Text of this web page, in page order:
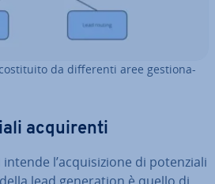
da dif­fe­ren­ti aree ge­stio­na­
ac­qui­ren­ti
intende l’ac­qui­si­zio­ne di po­ten­zia­li